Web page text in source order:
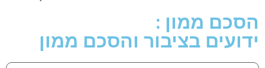
הסכם ממון :
ידועים בציבור והסכם ממון